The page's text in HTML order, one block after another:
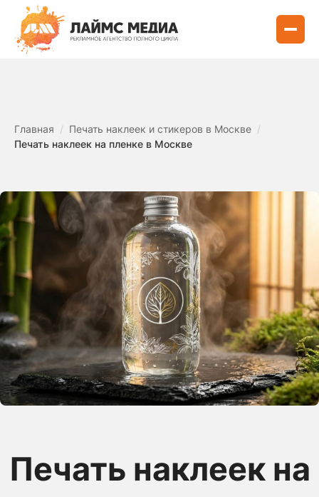
Главная / Печать наклеек и стикеров в Москве /
Печать наклеек на пленке в Москве
Печать наклеек на